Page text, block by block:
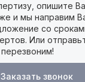
опишите
и мы направим
cо
Или
Заказать звонок